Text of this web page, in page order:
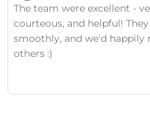
The team were excellent -
courteous, and helpful!
smoothly, and we'd
others :)